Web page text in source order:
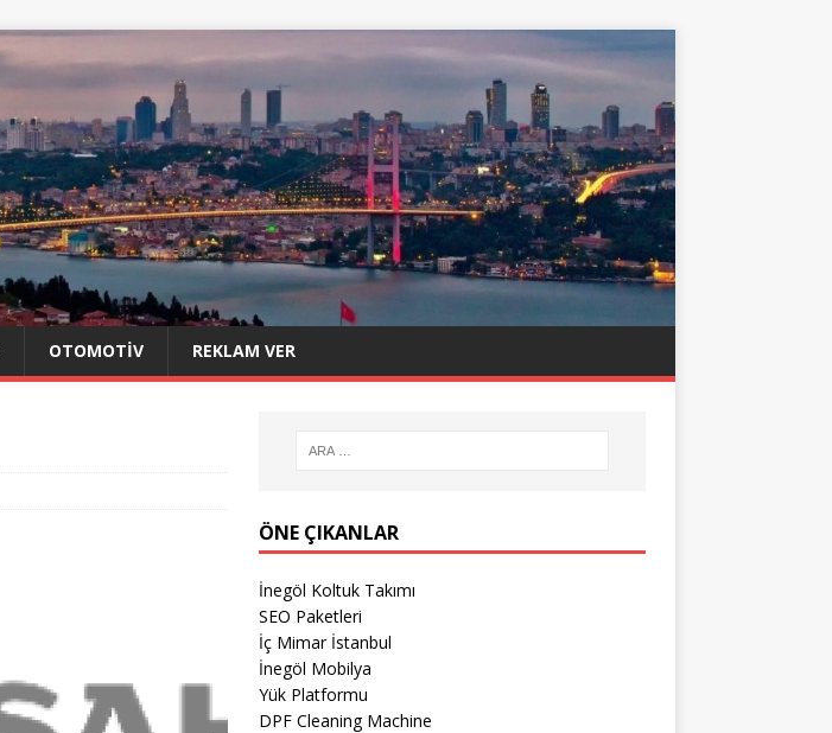
OTOMOTIV REKLAM VER
ÖNE ÇIKANLAR
İnegöl Koltuk Takımı
SEO Paketleri
İç Mimar İstanbul
İnegöl Mobilya
Yük Platformu
DPF Cleaning Machine